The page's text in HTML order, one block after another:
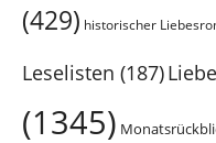
(429) historischer
Leselisten (187)
(1345)